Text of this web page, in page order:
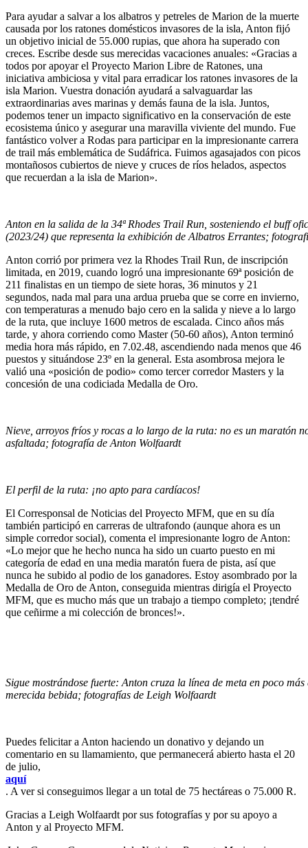
Para ayudar a salvar a los albatros y petreles de Marion de la muerte
causada por los ratones domésticos invasores de la isla, Anton fijó
un objetivo inicial de 55.000 rupias, que ahora ha superado con
creces. Escribe desde sus merecidas vacaciones anuales: «Gracias a
todos por apoyar el Proyecto Marion Libre de Ratones, una
iniciativa ambiciosa y vital para erradicar los ratones invasores de la
isla Marion. Vuestra donación ayudará a salvaguardar las
extraordinarias aves marinas y demás fauna de la isla. Juntos,
podemos tener un impacto significativo en la conservación de este
ecosistema único y asegurar una maravilla viviente del mundo. Fue
fantástico volver a Rodas para participar en la impresionante carrera
de trail más emblemática de Sudáfrica. Fuimos agasajados con picos
montañosos cubiertos de nieve y cruces de ríos helados, aspectos
que recuerdan a la isla de Marion».
Anton en la salida de la 34ª Rhodes Trail Run, sosteniendo el buff
(2023/24) que representa la exhibición de Albatros Errantes;
Anton corrió por primera vez la Rhodes Trail Run, de inscripción
limitada, en 2019, cuando logró una impresionante 69ª posición de
211 finalistas en un tiempo de siete horas, 36 minutos y 21
segundos, nada mal para una ardua prueba que se corre en invierno,
con temperaturas a menudo bajo cero en la salida y nieve a lo largo
de la ruta, que incluye 1600 metros de escalada. Cinco años más
tarde, y ahora corriendo como Master (50-60 años), Anton terminó
media hora más rápido, en 7.02.48, ascendiendo nada menos que 46
puestos y situándose 23º en la general. Esta asombrosa mejora le
valió una «posición de podio» como tercer corredor Masters y la
concesión de una codiciada Medalla de Oro.
Nieve, arroyos fríos y rocas a lo largo de la ruta: no es un maratón
asfaltada; fotografía de Anton Wolfaardt
El perfil de la ruta: ¡no apto para cardíacos!
El Corresponsal de Noticias del Proyecto MFM, que en su día
también participó en carreras de ultrafondo (aunque ahora es un
simple corredor social), comenta el impresionante logro de Anton:
«Lo mejor que he hecho nunca ha sido un cuarto puesto en mi
categoría de edad en una media maratón fuera de pista, así que
nunca he subido al podio de los ganadores. Estoy asombrado por la
Medalla de Oro de Anton, conseguida mientras dirigía el Proyecto
MFM, que es mucho más que un trabajo a tiempo completo; ¡tendré
que ceñirme a mi colección de bronces!».
Sigue mostrándose fuerte: Anton cruza la línea de meta en poco
merecida bebida; fotografías de Leigh Wolfaardt
Puedes felicitar a Anton haciendo un donativo y dejando un
comentario en su llamamiento, que permanecerá abierto hasta el 20
de julio,
aquí
. A ver si conseguimos llegar a un total de 75 hectáreas o 75.000 R.
Gracias a Leigh Wolfaardt por sus fotografías y por su apoyo a
Anton y al Proyecto MFM.